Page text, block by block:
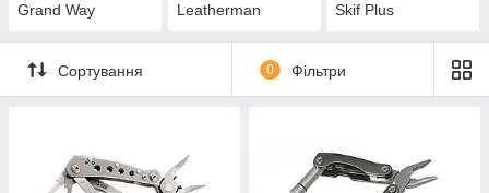
Grand Way Leatherman Skif Plus
Сортування 0 Фільтри